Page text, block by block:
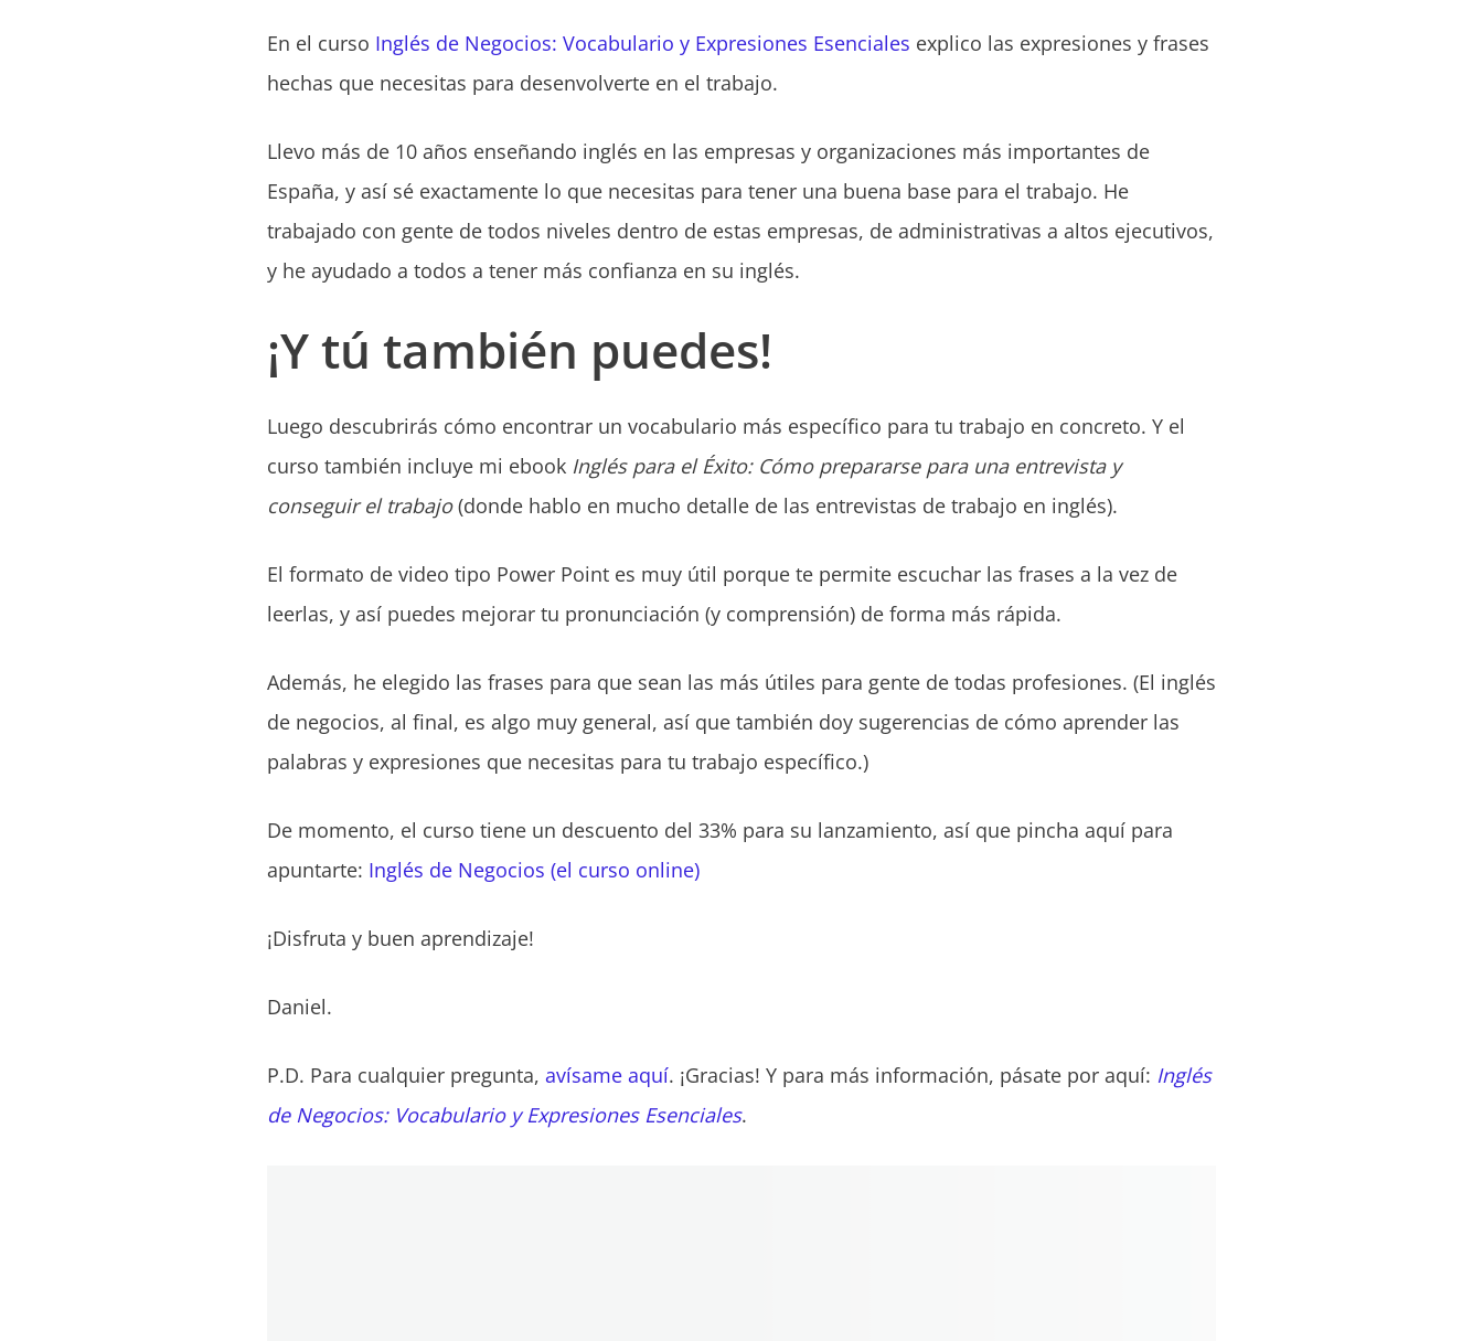
En el curso Inglés de Negocios: Vocabulario y Expresiones Esenciales explico las expresiones y frases
hechas que necesitas para desenvolverte en el trabajo.
Llevo más de 10 años enseñando inglés en las empresas y organizaciones más importantes de
España, y así sé exactamente lo que necesitas para tener una buena base para el trabajo. He
trabajado con gente de todos niveles dentro de estas empresas, de administrativas a altos ejecutivos,
y he ayudado a todos a tener más confianza en su inglés.
¡Y tú también puedes!
Luego descubrirás cómo encontrar un vocabulario más específico para tu trabajo en concreto. Y el
curso también incluye mi ebook Inglés para el Éxito: Cómo prepararse para una entrevista y
conseguir el trabajo(donde hablo en mucho detalle de las entrevistas de trabajo en inglés).
El formato de video tipo Power Point es muy útil porque te permite escuchar las frases a la vez de
leerlas, y así puedes mejorar tu pronunciación (y comprensión) de forma más rápida.
Además, he elegido las frases para que sean las más útiles para gente de todas profesiones. (El inglés
de negocios, al final, es algo muy general, así que también doy sugerencias de cómo aprender las
palabras y expresiones que necesitas para tu trabajo específico.)
De momento, el curso tiene un descuento del 33% para su lanzamiento, así que pincha aquí para
apuntarte: Inglés de Negocios (el curso online)
¡Disfruta y buen aprendizaje!
Daniel.
P.D. Para cualquier pregunta, avísame aquí. ¡Gracias! Y para más información, pásate por aquí: Inglés
de Negocios: Vocabulario y Expresiones Esenciales.